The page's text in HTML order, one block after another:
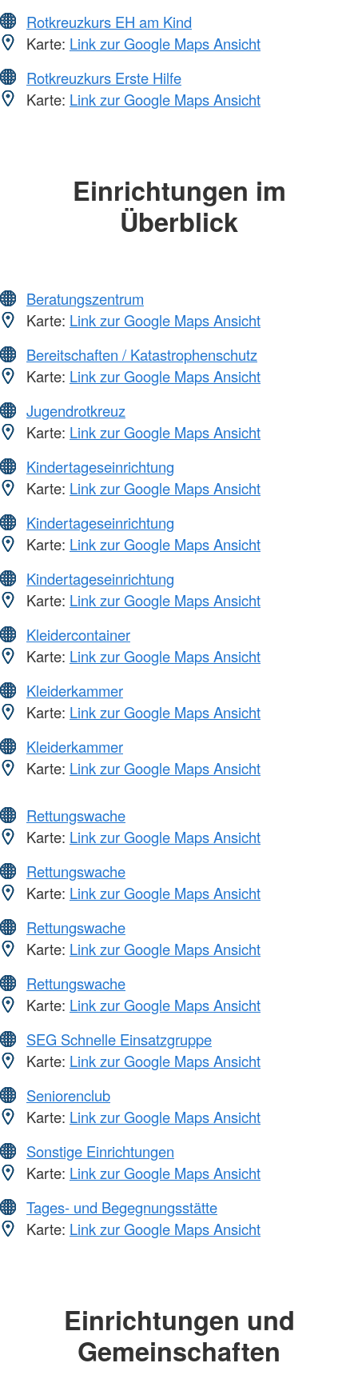
Rotkreuzkurs EH am Kind
Karte: Link zur Google Maps Ansicht
Rotkreuzkurs Erste Hilfe
Karte: Link zur Google Maps Ansicht
Einrichtungen im
Überblick
Beratungszentrum
Karte: Link zur Google Maps Ansicht
Bereitschaften / Katastrophenschutz
Karte: Link zur Google Maps Ansicht
Jugendrotkreuz
Karte: Link zur Google Maps Ansicht
Kindertageseinrichtung
Karte: Link zur Google Maps Ansicht
Kindertageseinrichtung
Karte: Link zur Google Maps Ansicht
Kindertageseinrichtung
Karte: Link zur Google Maps Ansicht
Kleidercontainer
Karte: Link zur Google Maps Ansicht
Kleiderkammer
Karte: Link zur Google Maps Ansicht
Kleiderkammer
Karte: Link zur Google Maps Ansicht
Rettungswache
Karte: Link zur Google Maps Ansicht
Rettungswache
Karte: Link zur Google Maps Ansicht
Rettungswache
Karte: Link zur Google Maps Ansicht
Rettungswache
Karte: Link zur Google Maps Ansicht
SEG Schnelle Einsatzgruppe
Karte: Link zur Google Maps Ansicht
Seniorenclub
Karte: Link zur Google Maps Ansicht
Sonstige Einrichtungen
Karte: Link zur Google Maps Ansicht
Tages- und Begegnungsstätte
Karte: Link zur Google Maps Ansicht
Einrichtungen und
Gemeinschaften